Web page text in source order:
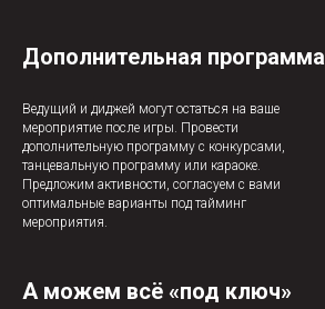
Дополнительная программа
Ведущий и диджей могут остаться на ваше
мероприятие после игры. Провести
дополнительную программу с конкурсами,
танцевальную программу или караоке.
Предложим активности, согласуем с вами
оптимальные варианты под тайминг
мероприятия.
А можем всё «под ключ»